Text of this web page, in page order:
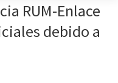
RUM-Enlace
debido a